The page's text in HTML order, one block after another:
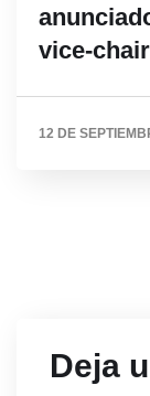
vice-
12 DE
Deja